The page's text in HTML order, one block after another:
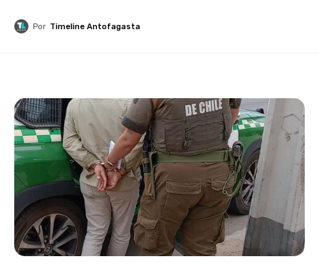
Por Timeline Antofagasta